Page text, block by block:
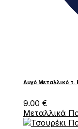
Αυγό Μεταλλικό τ.
9.00 €
Μεταλλικά